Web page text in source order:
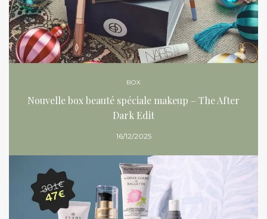
BOX
Nouvelle box beauté spéciale makeup – The After
Dark Edit
16/12/2025